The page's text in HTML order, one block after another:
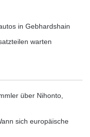
um
ist
in
sich dabei auf
XP-
umfassende
in Gebhardshain
warten
über Nihonto,
sich europäische